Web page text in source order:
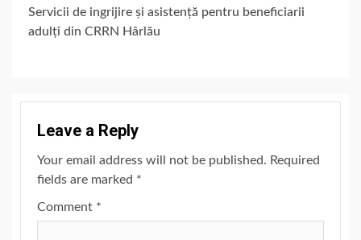
Servicii de ingrijire și asistență pentru beneficiarii
adulți din CRRN Hârlău
Leave a Reply
Your email address will not be published. Required
fields are marked *
Comment *